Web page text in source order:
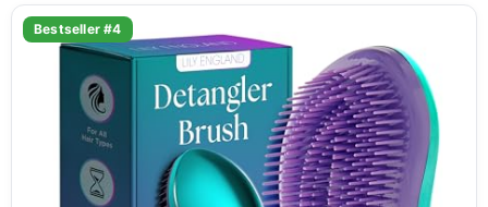
Bestseller #4